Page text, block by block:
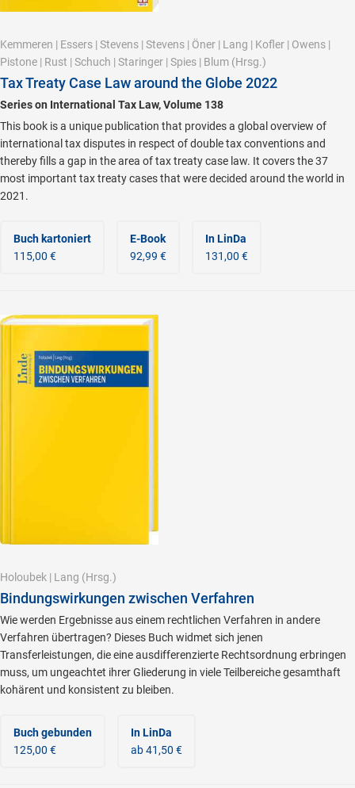
Kemmeren | Essers | Stevens | Stevens | Öner | Lang | Kofler | Owens |
Pistone | Rust | Schuch | Staringer | Spies | Blum (Hrsg.)
Tax Treaty Case Law around the Globe 2022
Series on International Tax Law, Volume 138
This book is a unique publication that provides a global overview of
international tax disputes in respect of double tax conventions and
thereby fills a gap in the area of tax treaty case law. It covers the 37
most important tax treaty cases that were decided around the world in
2021.
Buch kartoniert
115,00 €
E-Book
92,99 €
In LinDa
131,00 €
Holoubek | Lang (Hrsg.)
Bindungswirkungen zwischen Verfahren
Wie werden Ergebnisse aus einem rechtlichen Verfahren in andere
Verfahren übertragen? Dieses Buch widmet sich jenen
Transferleistungen, die eine ausdifferenzierte Rechtsordnung erbringen
muss, um ungeachtet ihrer Gliederung in viele Teilbereiche gesamthaft
kohärent und konsistent zu bleiben.
Buch gebunden
125,00 €
In LinDa
ab 41,50 €